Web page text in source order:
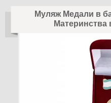
Муляж Медали в
Материнства